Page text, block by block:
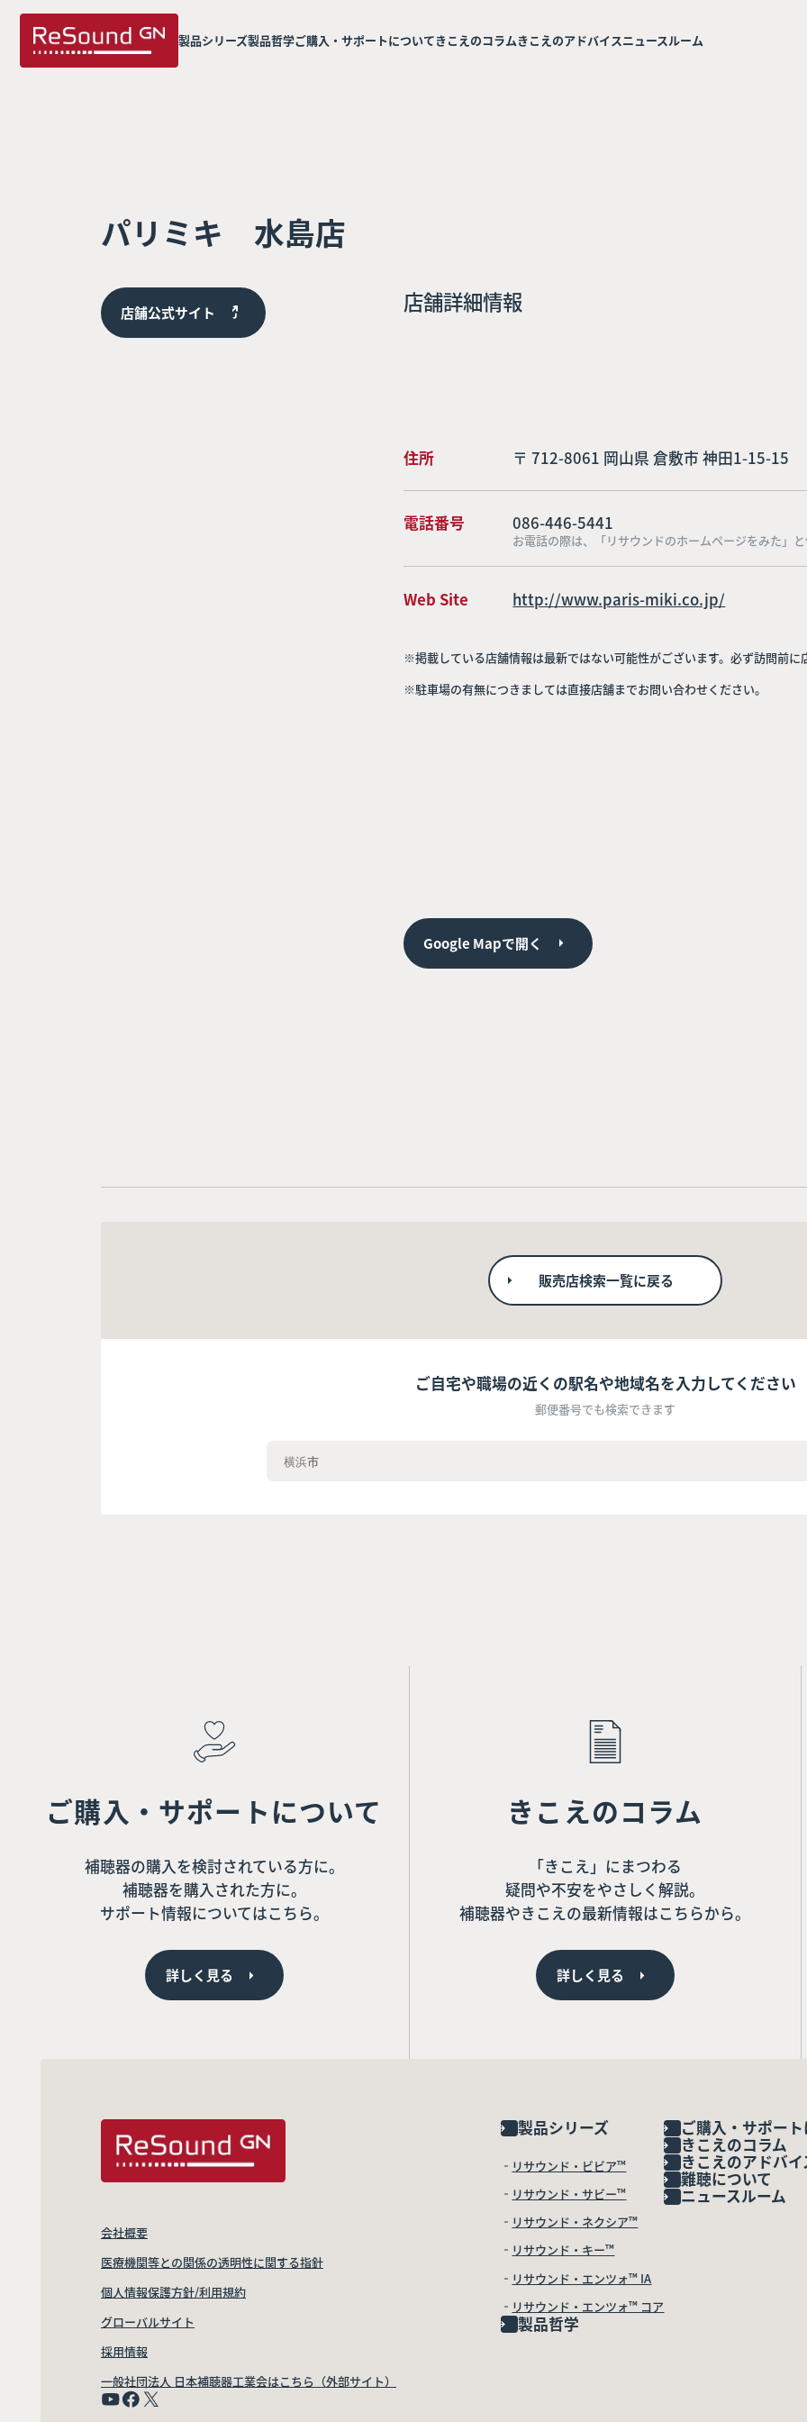
製品シリーズ製品哲学ご購入・サポートについてきこえのコラムきこえのアドバイスニュースルーム
パリミキ 水島店
店舗公式サイト 店舗詳細情報
住所 〒 712-8061 岡山県 倉敷市 神田1-15-15
電話番号 086-446-5441
お電話の際は、「リサウンドのホームページをみた」
Web Site http://www.paris-miki.co.jp/
※掲載している店舗情報は最新ではない可能性がございます。必ず訪問前に
※駐車場の有無につきましては直接店舗までお問い合わせください。
Google Mapで開く
販売店検索一覧に戻る
ご自宅や職場の近くの駅名や地域名を入力してください
郵便番号でも検索できます
ご購入・サポートについて
補聴器の購入を検討されている方に。
補聴器を購入された方に。
サポート情報についてはこちら。
詳しく見る
きこえのコラム
「きこえ」にまつわる
疑問や不安をやさしく解説。
補聴器やきこえの最新情報はこちらから。
詳しく見る
製品シリーズ
リサウンド・ビビア™
リサウンド・サビー™
リサウンド・ネクシア™
リサウンド・キー™
リサウンド・エンツォ™ IA
リサウンド・エンツォ™ コア
製品哲学
ご購入・サポー
きこえのコラム
きこえのアドバイ
難聴について
ニュースルーム
会社概要
医療機関等との関係の透明性に関する指針
個人情報保護方針/利用規約
グローバルサイト
採用情報
一般社団法人 日本補聴器工業会はこちら（外部サイト）